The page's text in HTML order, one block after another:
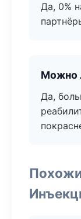
Да, 0%
Можно
Да,